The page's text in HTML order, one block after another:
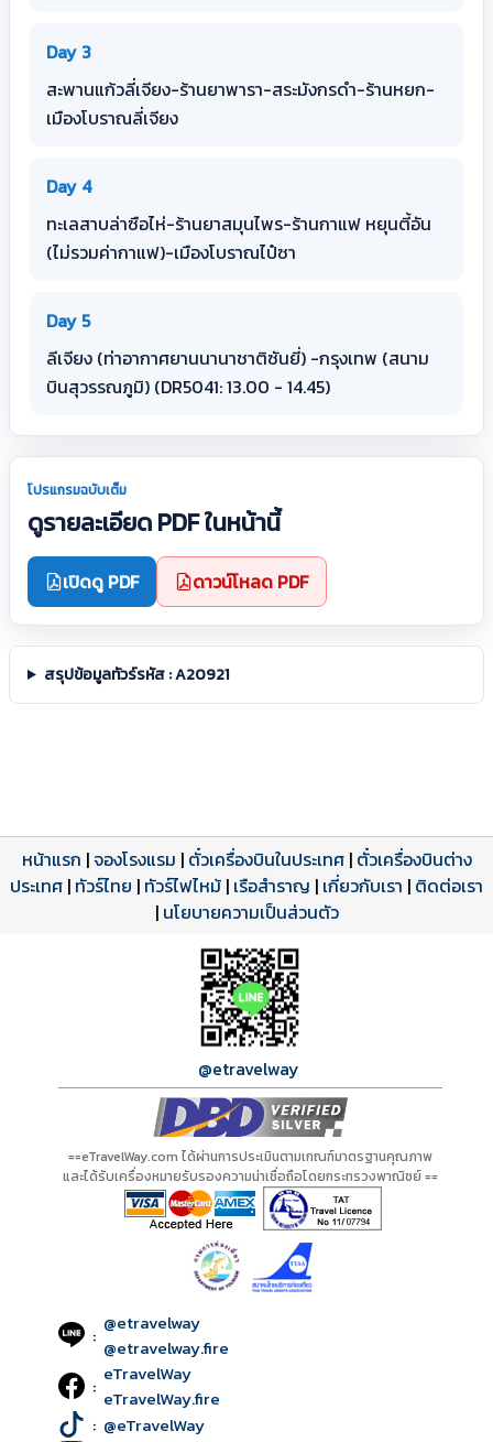
Day 3
สะพานแก้วลี่เจียง-ร้านยาพารา-สระมังกรดำ-ร้านหยก-
เมืองโบราณลี่เจียง
Day 4
ทะเลสาบล่าซือไห่-ร้านยาสมุนไพร-ร้านกาแฟ หยุนตี้อัน
(ไม่รวมค่ากาแฟ)-เมืองโบราณไป๋ซา
Day 5
ลีเจียง (ท่าอากาศยานนานาชาติซันยี่) -กรุงเทพ (สนาม
บินสุวรรณภูมิ) (DR5041: 13.00 - 14.45)
โปรแกรมฉบับเต็ม
ดูรายละเอียด PDF ในหน้านี้
เปิดดู PDF ดาวน์โหลด PDF
สรุปข้อมูลทัวร์รหัส : A20921
โปรแกรมทัวร์
ดาวน์โหลด PDF
รีวิวลูกค้าจริง
รีวิวจาก eTravelWay
เปิดหน้าเต็ม
ใบอนุญาตนำเที่ยว
เลขที่ 11/11450
เปิดหน้าเต็ม
หน้าแรก |จองโรงแรม | ตั๋วเครื่องบินในประเทศ| ตั๋วเครื่องบินต่าง
ประเทศ | ทัวร์ไทย | ทัวร์ไฟไหม้ | เรือสำราญ | เกี่ยวกับเรา | ติดต่อเรา
| นโยบายความเป็นส่วนตัว
@etravelway
==eTravelWay.com ได้ผ่านการประเมินตามเกณฑ์มาตรฐานคุณภาพ
และได้รับเครื่องหมายรับรองความน่าเชื่อถือโดยกระทรวงพาณิชย์ ==
: @etravelway
@etravelway.fire
: eTravelWay
eTravelWay.fire
: @eTravelWay